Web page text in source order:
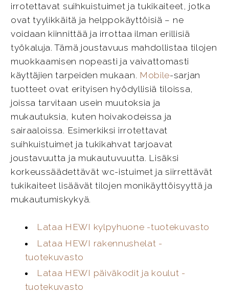
irrotettavat suihkuistuimet ja tukikaiteet, jotka
ovat tyylikkäitä ja helppokäyttöisiä – ne
voidaan kiinnittää ja irrottaa ilman erillisiä
työkaluja. Tämä joustavuus mahdollistaa tilojen
muokkaamisen nopeasti ja vaivattomasti
käyttäjien tarpeiden mukaan. Mobile-sarjan
tuotteet ovat erityisen hyödyllisiä tiloissa,
joissa tarvitaan usein muutoksia ja
mukautuksia, kuten hoivakodeissa ja
sairaaloissa. Esimerkiksi irrotettavat
suihkuistuimet ja tukikahvat tarjoavat
joustavuutta ja mukautuvuutta. Lisäksi
korkeussäädettävät wc-istuimet ja siirrettävät
tukikaiteet lisäävät tilojen monikäyttöisyyttä ja
mukautumiskykyä.
Lataa HEWI kylpyhuone -tuotekuvasto
Lataa HEWI rakennushelat -
tuotekuvasto
Lataa HEWI päiväkodit ja koulut -
tuotekuvasto